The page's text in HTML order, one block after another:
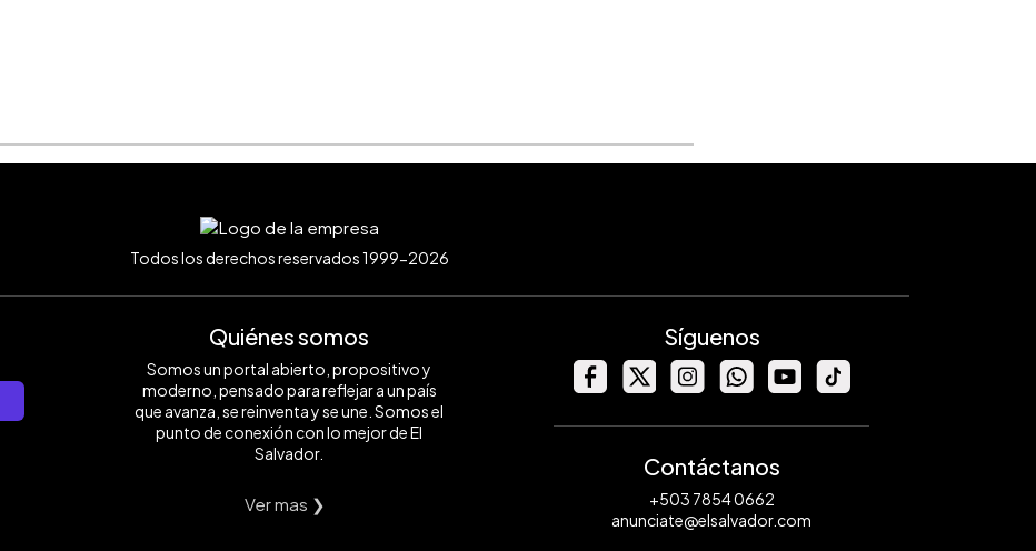
Todos los derechos reservados 1999-2026
Quiénes somos
Somos un portal abierto, propositivo y
moderno, pensado para reflejar a un país
que avanza, se reinventa y se une. Somos el
punto de conexión con lo mejor de El
Salvador.
Ver mas ❯
Síguenos
Contáctanos
+503 7854 0662
anunciate@elsalvador.com